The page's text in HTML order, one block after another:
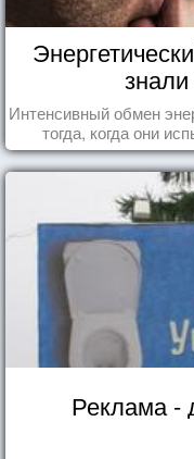
Интенсивный обмен
тогда, когда они
Реклама -